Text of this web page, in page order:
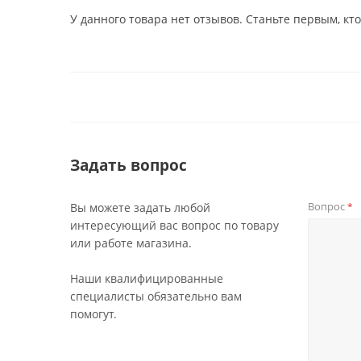
У данного товара нет отзывов. Станьте первым,
Задать вопрос
Вы можете задать любой
интересующий вас вопрос по товару
или работе магазина.
Наши квалифицированные
специалисты обязательно вам
помогут.
Вопрос*